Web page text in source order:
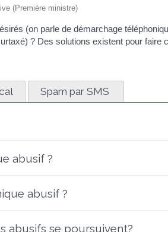
(Première ministre)
(on parle de démarchage
? Des solutions existent pour
Spam par SMS
abusif ?
abusif ?
abusifs se poursuivent?